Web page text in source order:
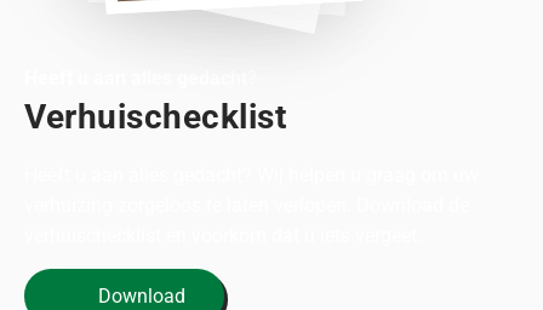
Verhuischecklist
Download